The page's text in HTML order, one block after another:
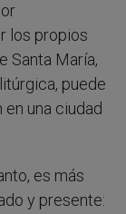
los propios
Santa María,
puede
una ciudad
es más
y presente: